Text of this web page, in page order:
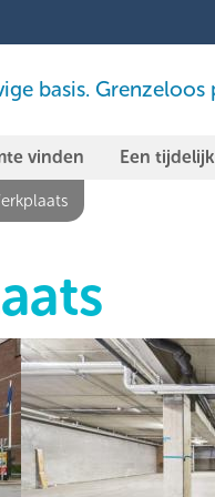
basis.
vinden Een